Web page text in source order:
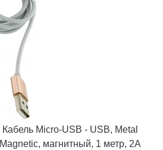
Кабель Micro-USB - USB, Metal
Magnetic, магнитный, 1 метр, 2A